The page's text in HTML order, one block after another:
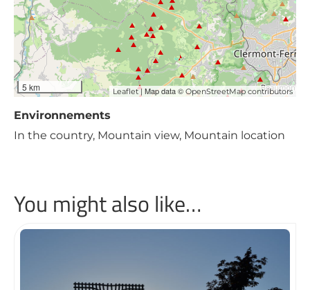
5 km Leaflet| Map data © OpenStreetMap contributors
Environnements
In the country, Mountain view, Mountain location
You might also like…